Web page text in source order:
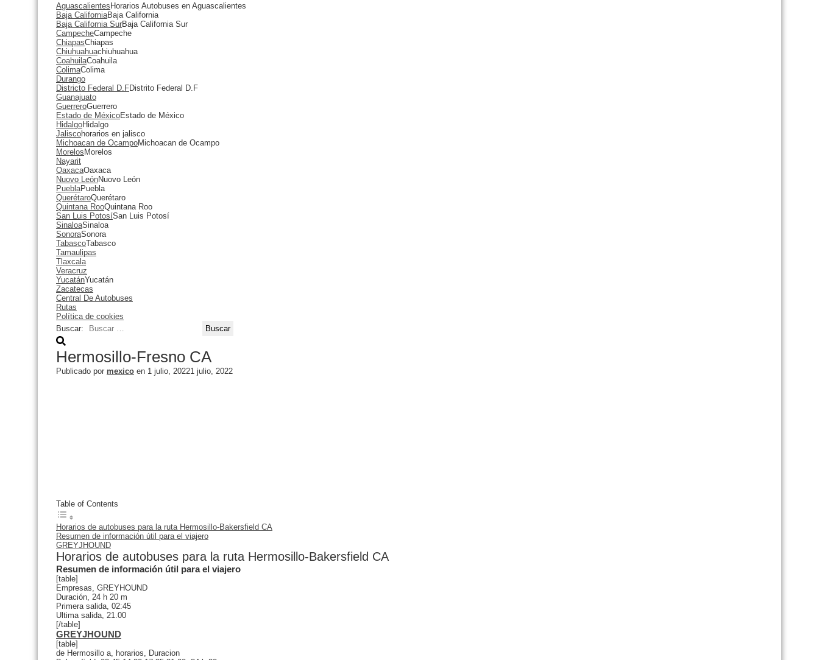
AguascalientesHorarios Autobuses en Aguascalientes
Baja CaliforniaBaja California
Baja California SurBaja California Sur
CampecheCampeche
ChiapasChiapas
Chiuhuahuachiuhuahua
CoahuilaCoahuila
ColimaColima
Durango
Districto Federal D.FDistrito Federal D.F
Guanajuato
GuerreroGuerrero
Estado de MéxicoEstado de México
HidalgoHidalgo
Jaliscohorarios en jalisco
Michoacan de OcampoMichoacan de Ocampo
MorelosMorelos
Nayarit
OaxacaOaxaca
Nuovo LeónNuovo León
PueblaPuebla
QuerétaroQuerétaro
Quintana RooQuintana Roo
San Luis PotosíSan Luis Potosí
SinaloaSinaloa
SonoraSonora
TabascoTabasco
Tamaulipas
Tlaxcala
Veracruz
YucatánYucatán
Zacatecas
Central De Autobuses
Rutas
Política de cookies
Buscar:
Hermosillo-Fresno CA
Publicado por mexico en 1 julio, 20221 julio, 2022
Table of Contents
Horarios de autobuses para la ruta Hermosillo-Bakersfield CA
Resumen de información útil para el viajero
GREYJHOUND
Horarios de autobuses para la ruta Hermosillo-Bakersfield CA
Resumen de información útil para el viajero
[table]
Empresas, GREYHOUND
Duración, 24 h 20 m
Primera salida, 02:45
Ultima salida, 21.00
[/table]
GREYJHOUND
[table]
de Hermosillo a, horarios, Duracion